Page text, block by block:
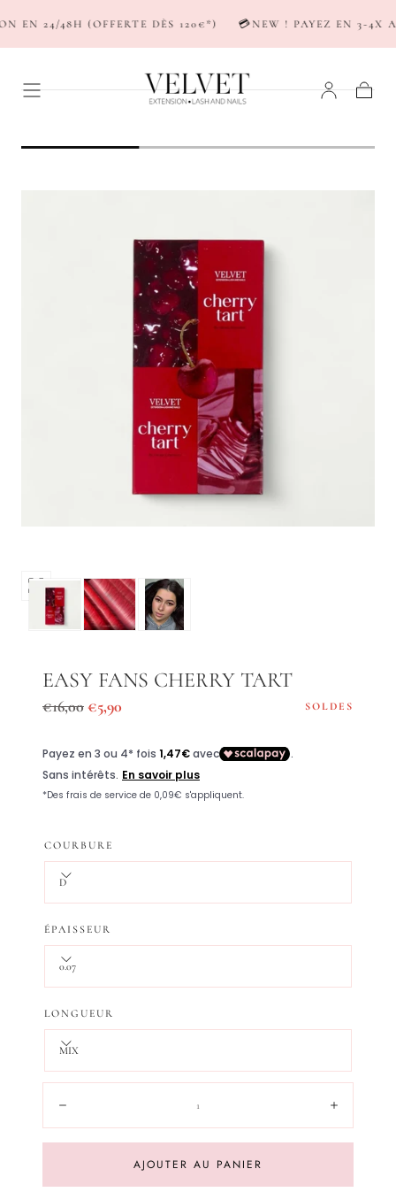
PASSER AU
CONTENU
24/48H (OFFERTE DÈS 120€*) 💳NEW ! PAYEZ EN 3-4X
Ouvrir
les
médias
dans
une
fenêtre
EASY FANS CHERRY TART
Prix
€16,00Prix
vente
€5,90 SOLDES
COURBURE
D
ÉPAISSEUR
0.07
LONGUEUR
MIX
AJOUTER AU PANIER